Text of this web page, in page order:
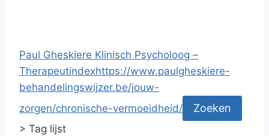
Paul Gheskiere Klinisch Psycholoog –
Therapeutindexhttps://www.paulgheskiere-
behandelingswijzer.be/jouw-
zorgen/chronische-vermoeidheid/
> Tag lijst